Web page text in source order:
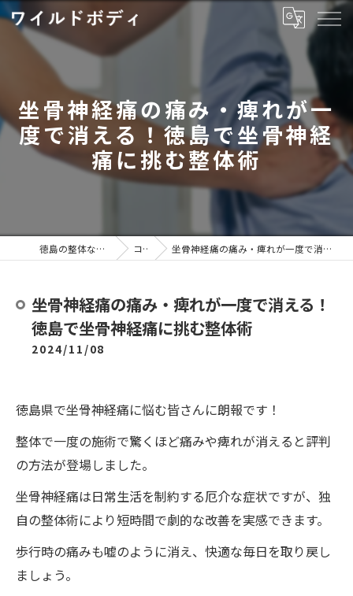
坐骨神経痛の痛み・痺れが一
度で消える！徳島で坐骨神経
痛に挑む整体術
徳島の整体ならワイルドボディ コラム 坐骨神経痛の痛み・痺れが一度で消える！徳島で坐骨神経痛に挑む整体術
坐骨神経痛の痛み・痺れが一度で消える！
徳島で坐骨神経痛に挑む整体術
2024/11/08
徳島県で坐骨神経痛に悩む皆さんに朗報です！
整体で一度の施術で驚くほど痛みや痺れが消えると評判
の方法が登場しました。
坐骨神経痛は日常生活を制約する厄介な症状ですが、独
自の整体術により短時間で劇的な改善を実感できます。
歩行時の痛みも嘘のように消え、快適な毎日を取り戻し
ましょう。